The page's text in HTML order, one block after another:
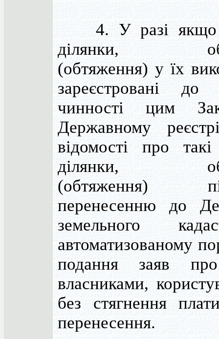
4. У разі якщо
ділянки,
(обтяження) у їх
зареєстровані до
чинності цим
Державному
відомості про такі
ділянки,
(обтяження)
перенесенню до
земельного
автоматизованому
подання заяв
власниками,
без стягнення
перенесення.